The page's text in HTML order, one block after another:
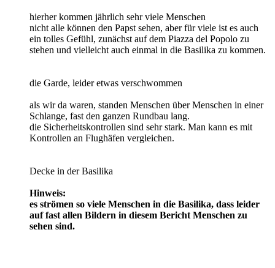
hierher kommen jährlich sehr viele Menschen
nicht alle können den Papst sehen, aber für viele ist es auch
ein tolles Gefühl, zunächst auf dem Piazza del Popolo zu
stehen und vielleicht auch einmal in die Basilika zu kommen.
die Garde, leider etwas verschwommen
als wir da waren, standen Menschen über Menschen in einer
Schlange, fast den ganzen Rundbau lang.
die Sicherheitskontrollen sind sehr stark. Man kann es mit
Kontrollen an Flughäfen vergleichen.
Decke in der Basilika
Hinweis:
es strömen so viele Menschen in die Basilika, dass leider
auf fast allen Bildern in diesem Bericht Menschen zu
sehen sind.